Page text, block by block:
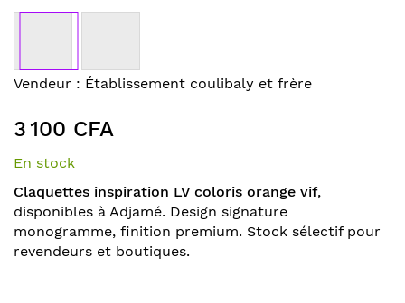
to
of
the
gallery
Skip
the
beginning
of
images
gallery
Vendeur : Établissement coulibaly et frère
3 100 CFA
En stock
Claquettes inspiration LV coloris orange vif,
disponibles à Adjamé. Design signature
monogramme, finition premium. Stock sélectif pour
revendeurs et boutiques.